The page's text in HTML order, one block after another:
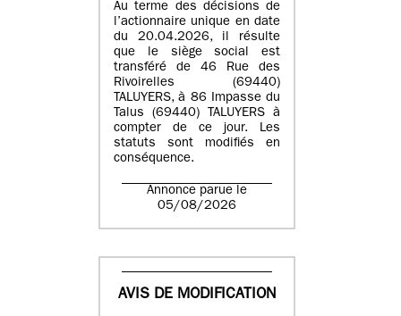
Au terme des décisions de
l’actionnaire unique en date
du 20.04.2026, il résulte
que le siège social est
transféré de 46 Rue des
Rivoirelles (69440)
TALUYERS, à 86 Impasse du
Talus (69440) TALUYERS à
compter de ce jour. Les
statuts sont modifiés en
conséquence.
Annonce parue le
05/08/2026
AVIS DE MODIFICATION